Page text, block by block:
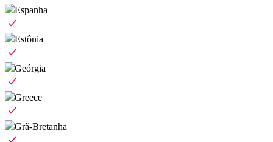
Espanha
Estônia
Geórgia
Greece
Grã-Bretanha